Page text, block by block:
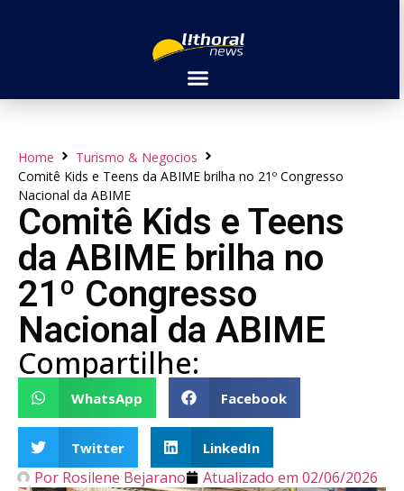
Home
Turismo & Negocios
Comitê Kids e Teens da ABIME brilha no 21º Congresso
Nacional da ABIME
Comitê Kids e Teens
da ABIME brilha no
21º Congresso
Nacional da ABIME
Compartilhe:
WhatsApp Facebook
Twitter LinkedIn
Por Rosilene Bejarano Atualizado em 02/06/2026